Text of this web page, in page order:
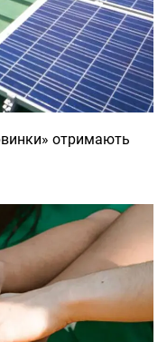
отримають